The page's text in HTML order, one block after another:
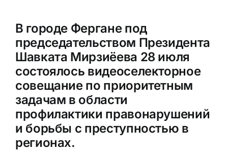
В городе Фергане под
председательством Президента
Шавката Мирзиёева 28 июля
состоялось видеоселекторное
совещание по приоритетным
задачам в области
профилактики правонарушений
и борьбы с преступностью в
регионах.